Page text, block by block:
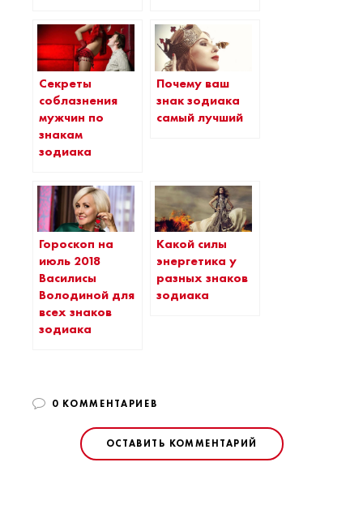
Секреты
соблазнения
мужчин по
знакам
зодиака
Почему ваш
знак зодиака
самый лучший
Гороскоп на
июль 2018
Василисы
Володиной для
всех знаков
зодиака
Какой силы
энергетика у
разных знаков
зодиака
0 КОММЕНТАРИЕВ
ОСТАВИТЬ КОММЕНТАРИЙ